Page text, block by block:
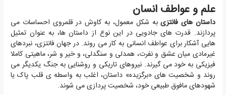
علم و عواطف انسان
داستان های فانتزیبه شکل معمول، به کاوش در قلمروی احساسات می
پردازند. قدرت های جادویی در این نوع از داستان ها، به عنوان تمثیل
هایی آشکار برای عواطف انسانی به کار می روند. در جهان فانتزی، نبردهای
غیرمادی میان عشق و نفرت، همدلی و سنگدلی، و خیر و شر، ماهیتی کاملا
فیزیکی به خود می گیرند. نیروهای تاریکی و روشنایی به جنگ یکدیگر می
روند و شخصیت های «برگزیده» داستان، اغلب به واسطه ی قلب پاک یا
شهودهای مافوق طبیعی خود، شخصیت پردازی می شوند.